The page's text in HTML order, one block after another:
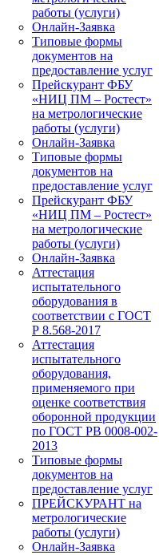
работы (услуги)
Онлайн-Заявка
Типовые формы
документов на
предоставление услуг
Прейскурант ФБУ
«НИЦ ПМ – Ростест»
на метрологические
работы (услуги)
Онлайн-Заявка
Типовые формы
документов на
предоставление услуг
Прейскурант ФБУ
«НИЦ ПМ – Ростест»
на метрологические
работы (услуги)
Онлайн-Заявка
Аттестация
испытательного
оборудования в
соответствии с ГОСТ
Р 8.568-2017
Аттестация
испытательного
оборудования,
применяемого при
оценке соответствия
оборонной продукции
по ГОСТ РВ 0008-002-
2013
Типовые формы
документов на
предоставление услуг
ПРЕЙСКУРАНТ на
метрологические
работы (услуги)
Онлайн-Заявка